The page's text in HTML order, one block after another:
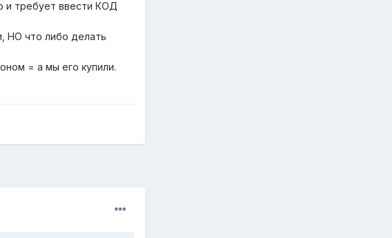
и требует ввести КОД
НО что либо делать
= а мы его купили.